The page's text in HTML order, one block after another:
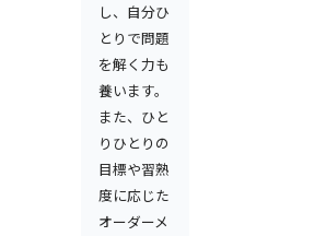
し、自分ひ
とりで問題
を解く力も
養います。
また、ひと
りひとりの
目標や習熟
度に応じた
オーダーメ